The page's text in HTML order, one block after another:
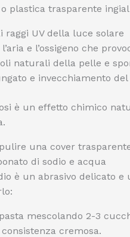
plastica trasparente
raggi UV della luce solare
e l’ossigeno che
naturali della pelle e
e invecchiamento
è un effetto chimico
una cover
di sodio e acqua
è un abrasivo delicato
mescolando 2-3
cremosa.